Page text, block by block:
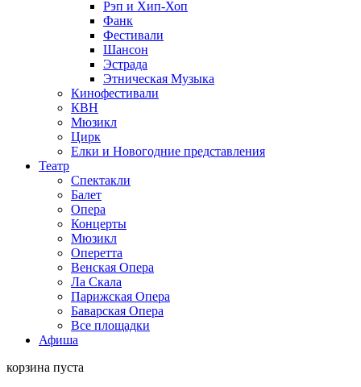
Рэп и Хип-Хоп
Фанк
Фестивали
Шансон
Эстрада
Этническая Музыка
Кинофестивали
КВН
Мюзикл
Цирк
Елки и Новогодние представления
Театр
Спектакли
Балет
Опера
Концерты
Мюзикл
Оперетта
Венская Опера
Ла Скала
Парижская Опера
Баварская Опера
Все площадки
Афиша
корзина пуста